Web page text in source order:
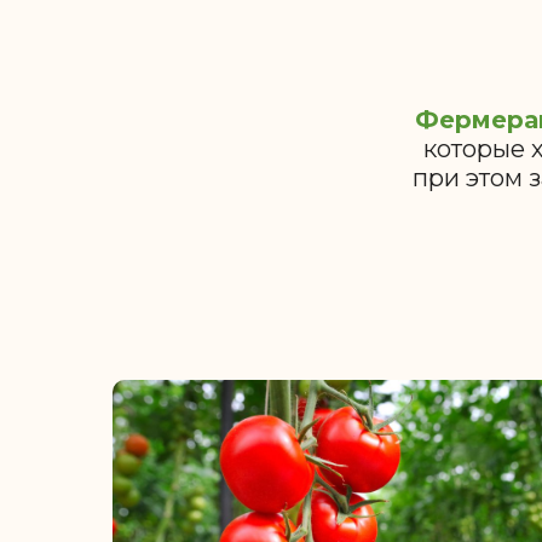
которые
при этом